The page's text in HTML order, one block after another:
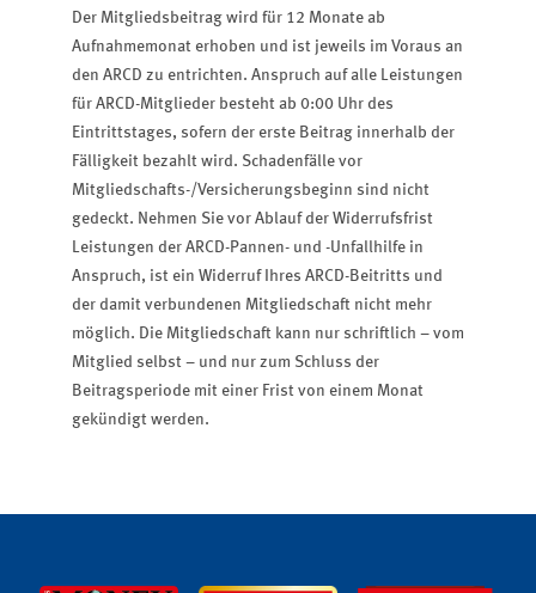
Der Mitgliedsbeitrag wird für 12 Monate ab
Aufnahmemonat erhoben und ist jeweils im Voraus an
den ARCD zu entrichten. Anspruch auf alle Leistungen
für ARCD-Mitglieder besteht ab 0:00 Uhr des
Eintrittstages, sofern der erste Beitrag innerhalb der
Fälligkeit bezahlt wird. Schadenfälle vor
Mitgliedschafts-/Versicherungsbeginn sind nicht
gedeckt. Nehmen Sie vor Ablauf der Widerrufsfrist
Leistungen der ARCD-Pannen- und -Unfallhilfe in
Anspruch, ist ein Widerruf Ihres ARCD-Beitritts und
der damit verbundenen Mitgliedschaft nicht mehr
möglich. Die Mitgliedschaft kann nur schriftlich – vom
Mitglied selbst – und nur zum Schluss der
Beitragsperiode mit einer Frist von einem Monat
gekündigt werden.